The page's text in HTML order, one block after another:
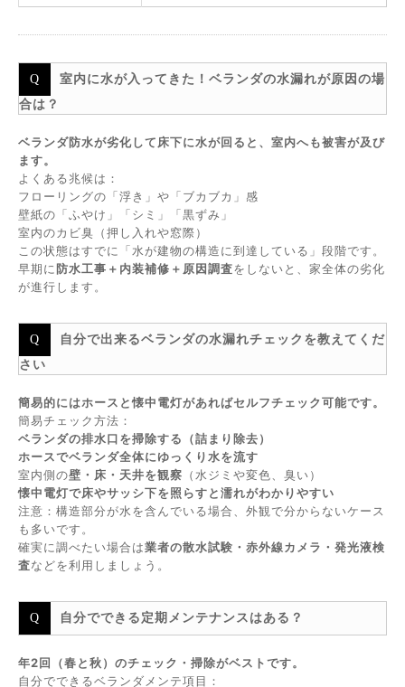
室内に水が入ってきた！ベランダの水漏れが原因の場
合は？
ベランダ防水が劣化して床下に水が回ると、室内へも被害が及び
ます。
よくある兆候は：
フローリングの「浮き」や「ブカブカ」感
壁紙の「ふやけ」「シミ」「黒ずみ」
室内のカビ臭（押し入れや窓際）
この状態はすでに「水が建物の構造に到達している」段階です。
早期に 防水工事＋内装補修＋原因調査をしないと、家全体の劣化
が進行します。
自分で出来るベランダの水漏れチェックを教えてくだ
さい
簡易的にはホースと懐中電灯があればセルフチェック可能です。
簡易チェック方法：
ベランダの排水口を掃除する（詰まり除去）
ホースでベランダ全体にゆっくり水を流す
室内側の壁・床・天井を観察 （水ジミや変色、臭い）
懐中電灯で床やサッシ下を照らすと濡れがわかりやすい
注意：構造部分が水を含んでいる場合、外観で分からないケース
も多いです。
確実に調べたい場合は業者の散水試験・赤外線カメラ・発光液検
査などを利用しましょう。
自分でできる定期メンテナンスはある？
年2回（春と秋）のチェック・掃除がベストです。
自分でできるベランダメンテ項目：